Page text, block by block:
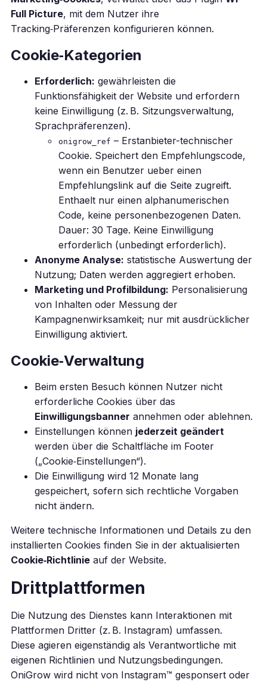
Full Picture, mit dem Nutzer ihre
Tracking‑Präferenzen konfigurieren können.
Cookie‑Kategorien
Erforderlich: gewährleisten die
Funktionsfähigkeit der Website und erfordern
keine Einwilligung (z. B. Sitzungsverwaltung,
Sprachpräferenzen).
onigrow_ref – Erstanbieter-technischer
Cookie. Speichert den Empfehlungscode,
wenn ein Benutzer ueber einen
Empfehlungslink auf die Seite zugreift.
Enthaelt nur einen alphanumerischen
Code, keine personenbezogenen Daten.
Dauer: 30 Tage. Keine Einwilligung
erforderlich (unbedingt erforderlich).
Anonyme Analyse: statistische Auswertung der
Nutzung; Daten werden aggregiert erhoben.
Marketing und Profilbildung: Personalisierung
von Inhalten oder Messung der
Kampagnenwirksamkeit; nur mit ausdrücklicher
Einwilligung aktiviert.
Cookie‑Verwaltung
Beim ersten Besuch können Nutzer nicht
erforderliche Cookies über das
Einwilligungsbanner annehmen oder ablehnen.
Einstellungen können jederzeit geändert
werden über die Schaltfläche im Footer
(„Cookie‑Einstellungen“).
Die Einwilligung wird 12 Monate lang
gespeichert, sofern sich rechtliche Vorgaben
nicht ändern.
Weitere technische Informationen und Details zu den
installierten Cookies finden Sie in der aktualisierten
Cookie‑Richtlinieauf der Website.
Drittplattformen
Die Nutzung des Dienstes kann Interaktionen mit
Plattformen Dritter (z. B. Instagram) umfassen.
Diese agieren eigenständig als Verantwortliche mit
eigenen Richtlinien und Nutzungsbedingungen.
OniGrow wird nicht von Instagram™ gesponsert oder